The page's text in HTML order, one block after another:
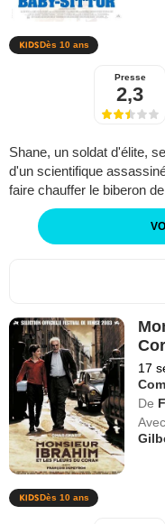
Dès 10 ans
Presse
2,3
Shane, un soldat d'élite,
d'un scientifique
faire chauffer le biberon
17
De
Avec
Dès 10 ans